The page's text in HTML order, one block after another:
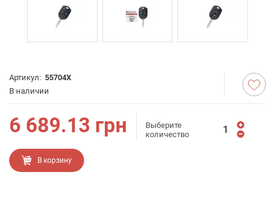
Артикул: 55704X
В наличии
6 689.13 грн
Выберите
количество
В корзину